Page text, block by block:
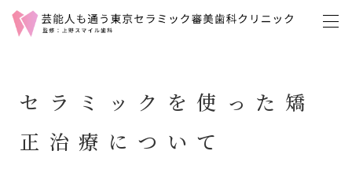
セラミックを使った矯
正治療について